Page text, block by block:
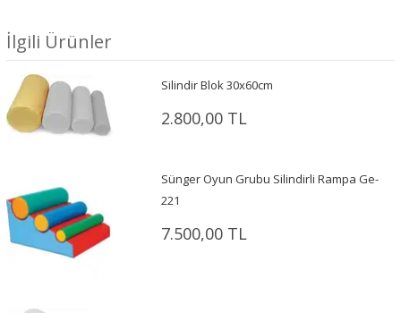
İlgili Ürünler
Silindir Blok 30x60cm
2.800,00 TL
Sünger Oyun Grubu Silindirli Rampa Ge-
221
7.500,00 TL